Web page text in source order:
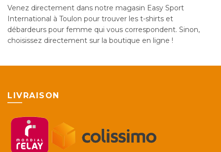
Venez directement dans notre magasin Easy Sport
International à Toulon pour trouver les t-shirts et
débardeurs pour femme qui vous correspondent. Sinon,
choisissez directement sur la boutique en ligne !
LIVRAISON